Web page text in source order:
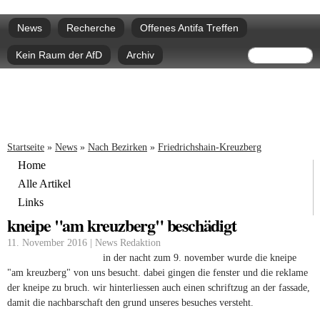
zum
Hauptmenü
News Recherche Offenes Antifa Treffen
Kein Raum der AfD Archiv Suche
Sie sind hier
Startseite » News » Nach Bezirken » Friedrichshain-Kreuzberg
Home
Alle Artikel
Links
kneipe "am kreuzberg" beschädigt
11. November 2016 | News Redaktion
in der nacht zum 9. november wurde die kneipe
"am kreuzberg" von uns besucht. dabei gingen die fenster und die reklame
der kneipe zu bruch. wir hinterliessen auch einen schriftzug an der fassade,
damit die nachbarschaft den grund unseres besuches versteht.